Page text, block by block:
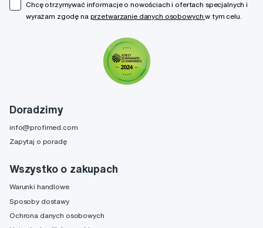
Doradzimy
info@profimed.com
Zapytaj o poradę
Wszystko o zakupach
Warunki handlowe
Sposoby dostawy
Ochrona danych osobowych
Chcę otrzymywać informacje o nowościach i ofertach specjalnych i
wyrażam zgodę na przetwarzanie danych osobowychw tym celu.